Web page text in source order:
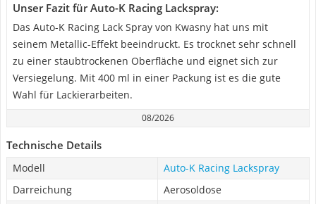
Unser Fazit für Auto-K Racing Lackspray:
Das Auto-K Racing Lack Spray von Kwasny hat uns mit
seinem Metallic-Effekt beeindruckt. Es trocknet sehr schnell
zu einer staubtrockenen Oberfläche und eignet sich zur
Versiegelung. Mit 400 ml in einer Packung ist es die gute
Wahl für Lackierarbeiten.
08/2026
Technische Details
Modell
Auto-K Racing Lackspray
Darreichung
Aerosoldose